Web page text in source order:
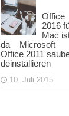
Office
2016
Mac
da – Microsoft
Office 2011
deinstallieren
10. Juli 2015